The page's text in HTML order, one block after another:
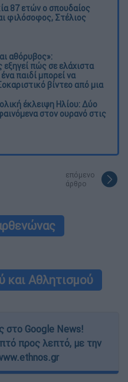
87 ετών ο σπουδαίος
φιλόσοφος, Στέλιος
αθόρυβος»:
πώς σε ελάχιστα
παιδί μπορεί να
βίντεο από μια
έκλειψη Ηλίου: Δύο
στον ουρανό στις
επόμενο
άρθρο
και Αθλητισμού
στο Google News!
προς λεπτό, με την